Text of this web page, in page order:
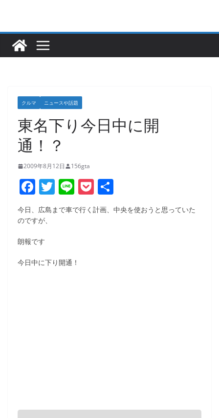
クルマ ニュースや話題
東名下り今日中に開
通！？
2009年8月12日 156gta
F
a
c
e
b
o
T
w
itt
Li
n
e
P
o
ck
有
今日、広島まで車で行く計画、中央を使おうと思っていた
のですが、
朗報です
今日中に下り開通！